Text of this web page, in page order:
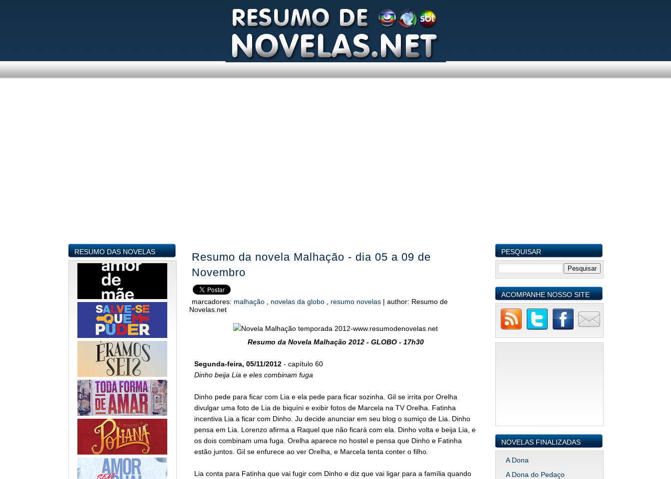
RESUMO DAS NOVELAS
Resumo da novela Malhação - dia 05 a 09 de
Novembro
marcadores: malhação novelas da globo resumo novelas | author: Resumo de
Novelas.net
Resumo da Novela Malhação 2012 - GLOBO - 17h30
Segunda-feira, 05/11/2012- capítulo 60
Dinho beija Lia e eles combinam fuga
Dinho pede para ficar com Lia e ela pede para ficar sozinha. Gil se irrita por Orelha
divulgar uma foto de Lia de biquíni e exibir fotos de Marcela na TV Orelha. Fatinha
incentiva Lia a ficar com Dinho. Ju decide anunciar em seu blog o sumiço de Lia. Dinho
pensa em Lia. Lorenzo afirma a Raquel que não ficará com ela. Dinho volta e beija Lia, e
os dois combinam uma fuga. Orelha aparece no hostel e pensa que Dinho e Fatinha
estão juntos. Gil se enfurece ao ver Orelha, e Marcela tenta conter o filho.
Lia conta para Fatinha que vai fugir com Dinho e diz que vai ligar para a família quando
PESQUISAR
ACOMPANHE NOSSO SITE
NOVELAS FINALIZADAS
A Dona
A Dona do Pedaço